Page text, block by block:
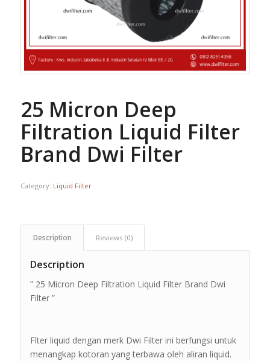
25 Micron Deep
Filtration Liquid Filter
Brand Dwi Filter
Category: Liquid Filter
Description Reviews (0)
Description
” 25 Micron Deep Filtration Liquid Filter Brand Dwi
Filter ”
Flter liquid dengan merk Dwi Filter ini berfungsi untuk
menangkap kotoran yang terbawa oleh aliran liquid.